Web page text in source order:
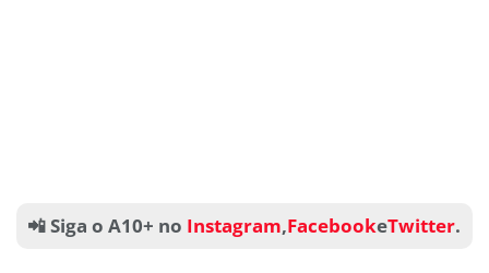
📲 Siga o A10+ no Instagram,FacebookeTwitter.